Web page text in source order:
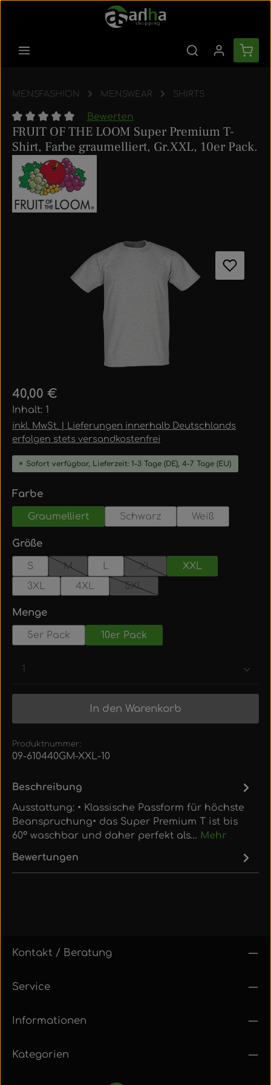
Zum Hauptinhalt springen
MENSFASHION MENSWEAR SHIRTS
Durchschnittliche Bewertung von 0 von 5 Sternen
Bewerten
FRUIT OF THE LOOM Super Premium T-
Shirt, Farbe graumelliert, Gr.XXL, 10er Pack.
Bildergalerie überspringen
Regulärer Preis:
40,00 €
Inhalt: 1
inkl. MwSt. | Lieferungen innerhalb Deutschlands
erfolgen stets versandkostenfrei
Sofort verfügbar, Lieferzeit: 1-3 Tage (DE), 4-7 Tage (EU)
Farbeauswählen
Graumelliert Schwarz Weiß
Größeauswählen
S M
(Diese Option ist zurzeit nicht verfügbar.)
L XL
(Diese Option ist zurzeit
XXL
3XL
4XL 5XL
(Diese Option ist zurzeit nicht
Mengeauswählen
5er Pack 10er Pack
Produkt Anzahl: Gib den gewünschten Wert
In den Warenkorb
Produktnummer:
09-610440GM-XXL-10
Beschreibung
Ausstattung: • Klassische Passform für höchste
Beanspruchung• das Super Premium T ist bis
60° waschbar und daher perfekt als… Mehr
Bewertungen
Kontakt / Beratung
Service
Informationen
Kategorien